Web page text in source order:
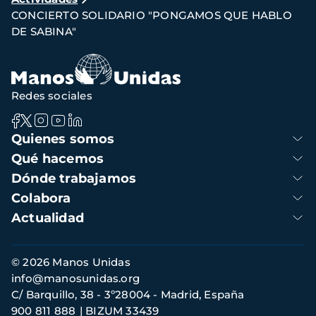
navegación
CONCIERTO SOLIDARIO "PONGAMOS QUE HABLO
DE SABINA"
Navegación
principal
Quienes somos
Qué hacemos
Dónde trabajamos
Colabora
Actualidad
Redes sociales
Información
de
contacto
© 2026 Manos Unidas
C/ Barquillo, 38 - 3º28004 - Madrid, España
900 811 888
BIZUM 33439
info@manosunidas.org